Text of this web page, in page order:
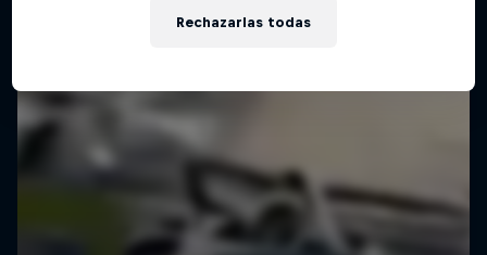
Rechazarlas todas